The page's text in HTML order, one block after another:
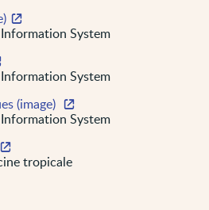
System
System
(image)
System
tropicale